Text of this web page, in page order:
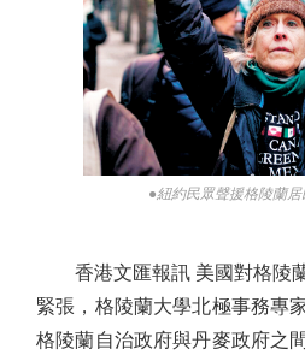
●紐約民眾聲援格陵蘭
香港文匯報訊 美國對格陵
緊張，格陵蘭大學北極事務專
格陵蘭自治政府與丹麥政府之